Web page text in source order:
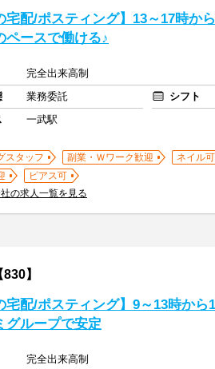
宅配/ポスティング】13～17時か
ペースで働ける♪
完全出来高制
業務委託 シフト
一武駅
スタッフ 副業・Ｗワーク歓迎
ネイル可
ピアス可
の求人一覧を見る
】
宅配/ポスティング】9～13時か
グループで安定
完全出来高制